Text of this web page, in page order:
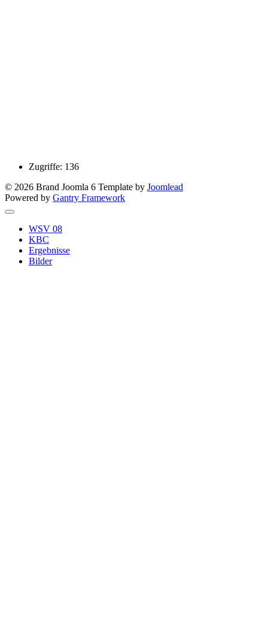
Zugriffe: 136
© 2026 Brand Joomla 6 Template by Joomlead
Powered by Gantry Framework
WSV 08
KBC
Ergebnisse
Bilder